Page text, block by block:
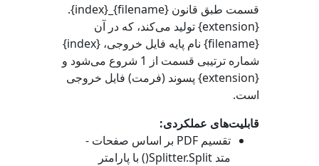
قسمت طبق قانون {filename}_{index}.
{extension} تولید می‌کند، که در آن
{filename} نام پایه فایل خروجی، {index}
شماره ترتیبی قسمت از 1 شروع می‌شود و
{extension} پسوند (فرمت) فایل خروجی
است.
قابلیت‌های عملکردی:
تقسیم PDF بر اساس صفحات -
متد Splitter.Split()
با پارامتر